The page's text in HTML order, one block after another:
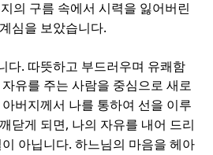
의 구름 속에서 시력을 잃어버린
심을 보았습니다.
다. 따뜻하고 부드러우며 유쾌함
유를 주는 사람을 중심으로 새로
아버지께서 나를 통하여 선을 이루
닫게 되면 , 나의 자유를 내어 드리
아닙니다.하느님의 마음을 헤아